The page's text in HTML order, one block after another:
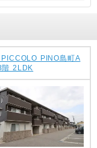
PINO島町A
階 2LDK